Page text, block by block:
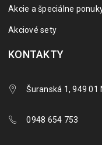
Akcie a špeciálne
Akciové sety
KONTAKTY
Šuranská 1, 949 01
0948 654 753